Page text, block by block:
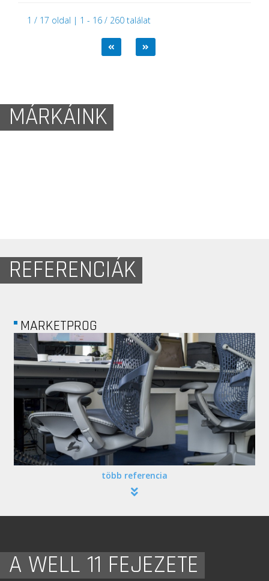
1 / 17 oldal | 1 - 16 / 260 találat
MÁRKÁINK
REFERENCIÁK
MARKETPROG
több referencia
A WELL 11 FEJEZETE